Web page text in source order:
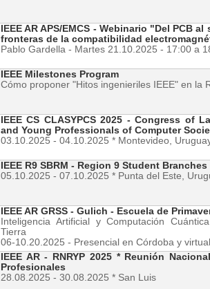
IEEE AR APS/EMCS - Webinario "Del PCB
fronteras de la compatibilidad
Pablo Gardella - Martes 21.10.2025 - 17:00 a
IEEE Milestones Program
Cómo proponer "Hitos ingenieriles IEEE" en la
IEEE CS CLASYPCS 2025 - Congress of
and Young Professionals of Computer
03.10.2025 - 04.10.2025 * Montevideo,
IEEE R9 SBRM - Region 9 Student
05.10.2025 - 07.10.2025 * Punta del Este,
IEEE AR GRSS - Gulich - Escuela de
Inteligencia Artificial y Computación
Tierra
06-10.20.2025 - Presencial en Córdoba y virtual
IEEE AR - RNRYP 2025 * Reunión
Profesionales
28.08.2025 - 30.08.2025 * San Luis